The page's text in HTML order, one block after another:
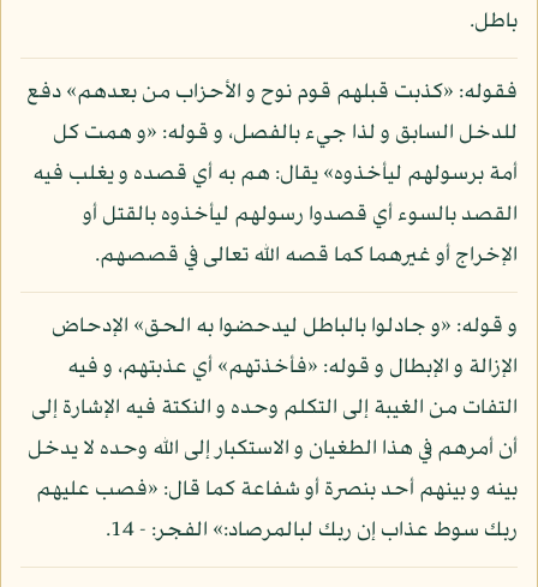
باطل.
فقوله: «كذبت قبلهم قوم نوح و الأحزاب من بعدهم» دفع
للدخل السابق و لذا جيء بالفصل، و قوله: «و همت كل
أمة برسولهم ليأخذوه» يقال: هم به أي قصده و يغلب فيه
القصد بالسوء أي قصدوا رسولهم ليأخذوه بالقتل أو
الإخراج أو غيرهما كما قصه الله تعالى في قصصهم.
و قوله: «و جادلوا بالباطل ليدحضوا به الحق» الإدحاض
الإزالة و الإبطال و قوله: «فأخذتهم» أي عذبتهم، و فيه
التفات من الغيبة إلى التكلم وحده و النكتة فيه الإشارة إلى
أن أمرهم في هذا الطغيان و الاستكبار إلى الله وحده لا يدخل
بينه و بينهم أحد بنصرة أو شفاعة كما قال: «فصب عليهم
ربك سوط عذاب إن ربك لبالمرصاد:» الفجر: - 14.